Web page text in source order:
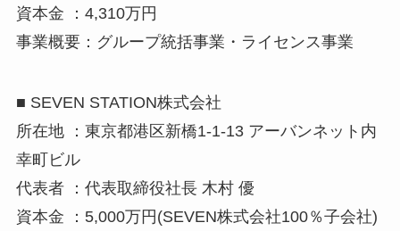
資本金 ：4,310万円
事業概要：グループ統括事業・ライセンス事業
■ SEVEN STATION株式会社
所在地 ：東京都港区新橋1-1-13 アーバンネット内
幸町ビル
代表者 ：代表取締役社長 木村 優
資本金 ：5,000万円(SEVEN株式会社100％子会社)